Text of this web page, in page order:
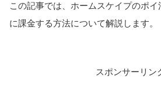
この記事では、ホームスケイプのポ
に課金する方法について解説します。
スポンサーリン